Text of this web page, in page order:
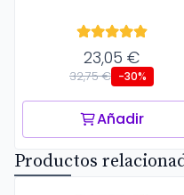
23,05 €
32,75 € -30%
Añadir
Productos